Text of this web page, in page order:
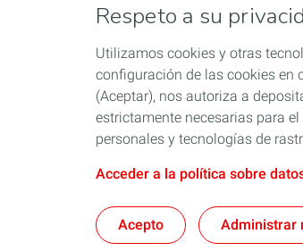
ContáctenosRespeto a su
Utilizamos cookies y otras
configuración de las cookies en
(Aceptar), nos autoriza a
estrictamente necesarias para
personales y tecnologías de
Acceder a la política sobre
Acepto Administrar